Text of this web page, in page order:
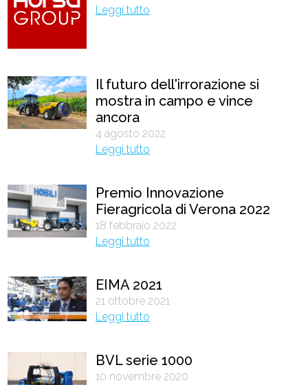
Leggi tutto
Il futuro dell'irrorazione si
mostra in campo e vince
ancora
4 agosto 2022
Leggi tutto
Premio Innovazione
Fieragricola di Verona 2022
18 febbraio 2022
Leggi tutto
EIMA 2021
21 ottobre 2021
Leggi tutto
BVL serie 1000
10 novembre 2020